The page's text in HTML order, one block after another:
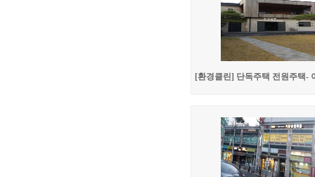
[환경클린] 단독주택 전원주택-